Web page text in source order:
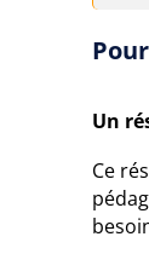
Un
Ce